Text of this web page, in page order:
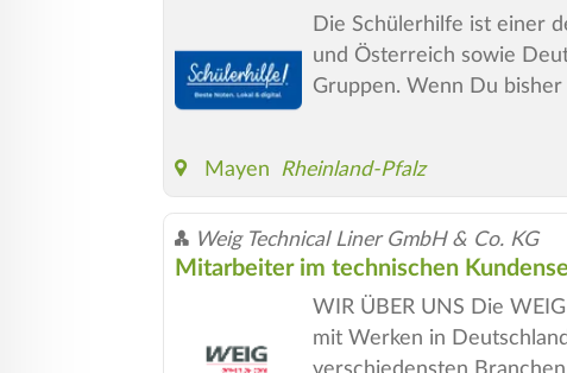
Die Schülerhilfe ist einer
und Österreich sowie
Gruppen. Wenn Du
Mayen Rheinland-Pfalz
Weig Technical Liner GmbH & Co. KG
Mitarbeiter im technischen
WIR ÜBER UNS Die
mit Werken in
verschiedensten